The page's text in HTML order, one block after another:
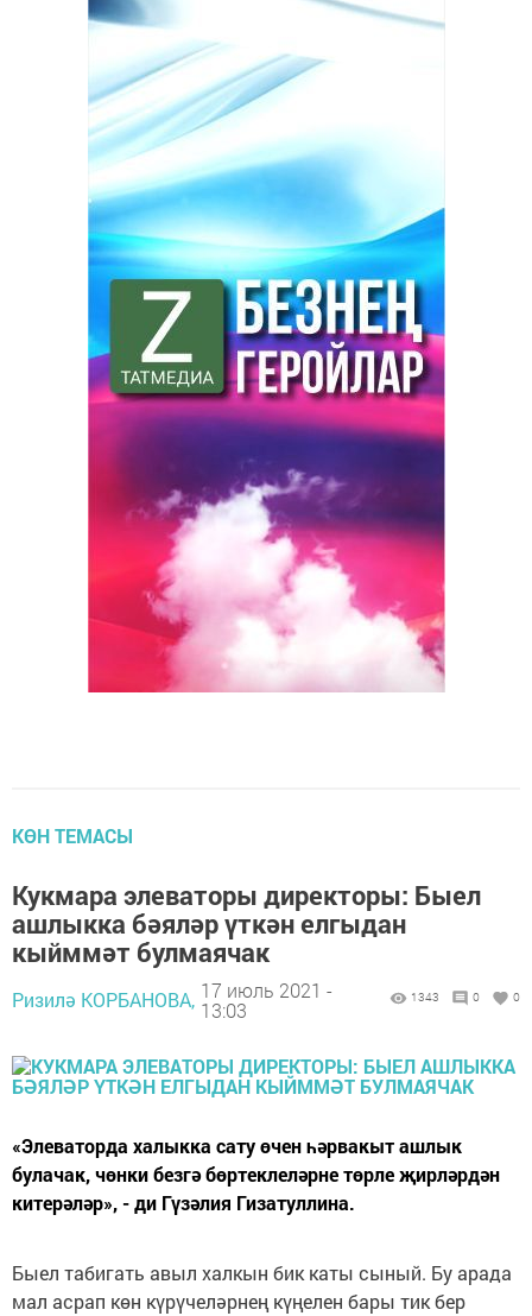
КӨН ТЕМАСЫ
Кукмара элеваторы директоры: Быел
ашлыкка бәяләр үткән елгыдан
кыйммәт булмаячак
Ризилә КОРБАНОВА, 17 июль 2021 -
13:03
1343 0 0
«Элеваторда халыкка сату өчен һәрвакыт ашлык
булачак, чөнки безгә бөртеклеләрне төрле җирләрдән
китерәләр», - ди Гүзәлия Гизатуллина.
Быел табигать авыл халкын бик каты сыный. Бу арада
мал асрап көн күрүчеләрнең күңелен бары тик бер